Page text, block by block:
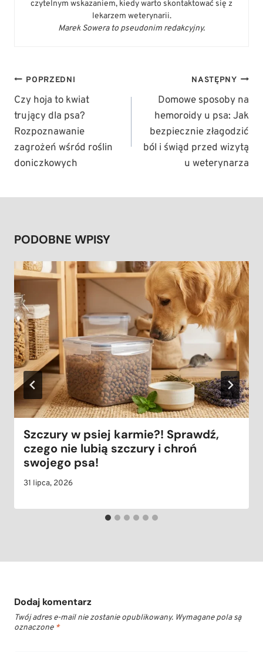
czytelnym wskazaniem, kiedy warto skontaktować się z
lekarzem weterynarii.
Marek Sowera to pseudonim redakcyjny.
NAWIGACJA
WPISU
POPRZEDNI
Czy hoja to kwiat
trujący dla psa?
Rozpoznawanie
zagrożeń wśród roślin
doniczkowych
NASTĘPNY
Domowe sposoby na
hemoroidy u psa: Jak
bezpiecznie złagodzić
ból i świąd przed wizytą
u weterynarza
PODOBNE WPISY
Szczury w psiej karmie?! Sprawdź,
czego nie lubią szczury i chroń
swojego psa!
31 lipca, 2026
Dodaj komentarz
Twój adres e-mail nie zostanie opublikowany. Wymagane pola są
oznaczone *